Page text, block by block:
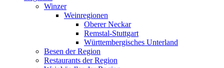
Winzer
Weinregionen
Oberer Neckar
Remstal-Stuttgart
Württembergisches Unterland
Besen der Region
Restaurants der Region